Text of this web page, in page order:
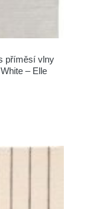
příměsí vlny
– Elle